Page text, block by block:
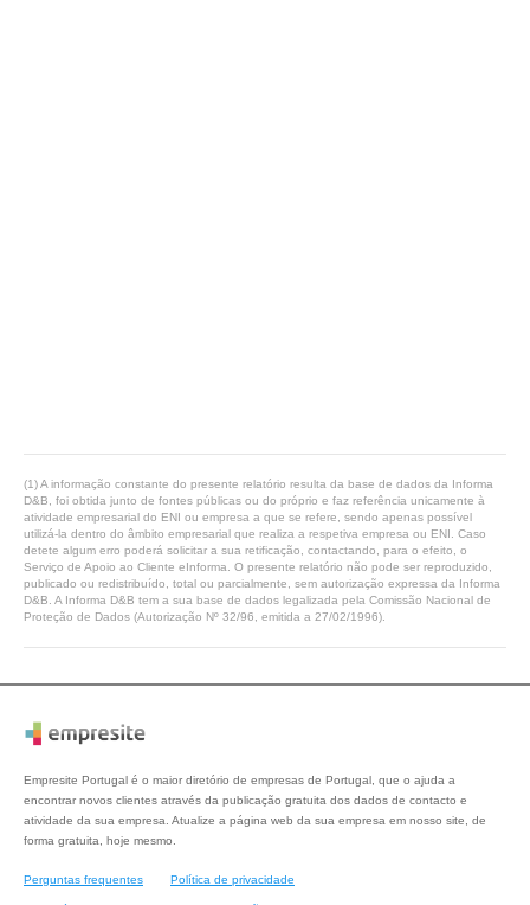
(1) A informação constante do presente relatório resulta da base de dados da Informa
D&B, foi obtida junto de fontes públicas ou do próprio e faz referência unicamente à
atividade empresarial do ENI ou empresa a que se refere, sendo apenas possível
utilizá-la dentro do âmbito empresarial que realiza a respetiva empresa ou ENI. Caso
detete algum erro poderá solicitar a sua retificação, contactando, para o efeito, o
Serviço de Apoio ao Cliente eInforma. O presente relatório não pode ser reproduzido,
publicado ou redistribuído, total ou parcialmente, sem autorização expressa da Informa
D&B. A Informa D&B tem a sua base de dados legalizada pela Comissão Nacional de
Proteção de Dados (Autorização Nº 32/96, emitida a 27/02/1996).
Empresite Portugal é o maior diretório de empresas de Portugal, que o ajuda a
encontrar novos clientes através da publicação gratuita dos dados de contacto e
atividade da sua empresa. Atualize a página web da sua empresa em nosso site, de
forma gratuita, hoje mesmo.
Perguntas frequentes Política de privacidade